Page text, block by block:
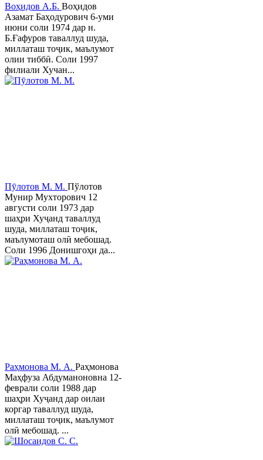
Воҳидов А.Б. Воҳидов
Азамат Баҳодурович 6-уми
июни соли 1974 дар н.
Б.Ғафуров таваллуд шуда,
миллаташ тоҷик, маълумот
олии тиббӣ. Соли 1997
филиали Хучан...
Пӯлотов М. М. Пўлотов
Мунир Мухторович 12
августи соли 1973 дар
шаҳри Хуҷанд таваллуд
шуда, миллаташ тоҷик,
маълумоташ олӣ мебошад.
Соли 1996 Донишгоҳи да...
Раҳмонова М. А. Раҳмонова
Маҳфуза Абдуманоновна 12-
феврали соли 1988 дар
шаҳри Хуҷанд дар оилаи
коргар таваллуд шуда,
миллаташ тоҷик, маълумот
олӣ мебошад. ...